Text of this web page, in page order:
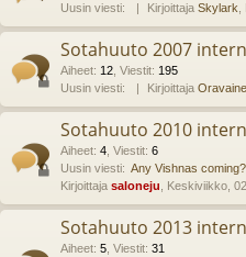
Uusin viesti:
Kirjoittaja Skylark
Sotahuuto 2007
Aiheet: 12 Viestit: 195
Uusin viesti:
Kirjoittaja
Sotahuuto 2010
Aiheet: 4 Viestit: 6
Uusin viesti: Any Vishnas coming?
Kirjoittaja saloneju , Keskiviikko,
Sotahuuto 2013
Aiheet: 5 Viestit: 31